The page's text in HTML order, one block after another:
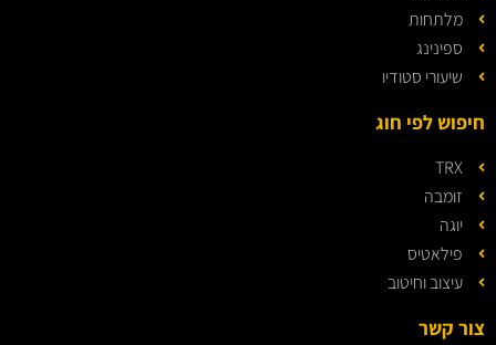
מלתחות
ספינינג
שיעורי סטודיו
חיפוש לפי חוג
TRX
זומבה
יוגה
פילאטיס
עיצוב וחיטוב
צור קשר